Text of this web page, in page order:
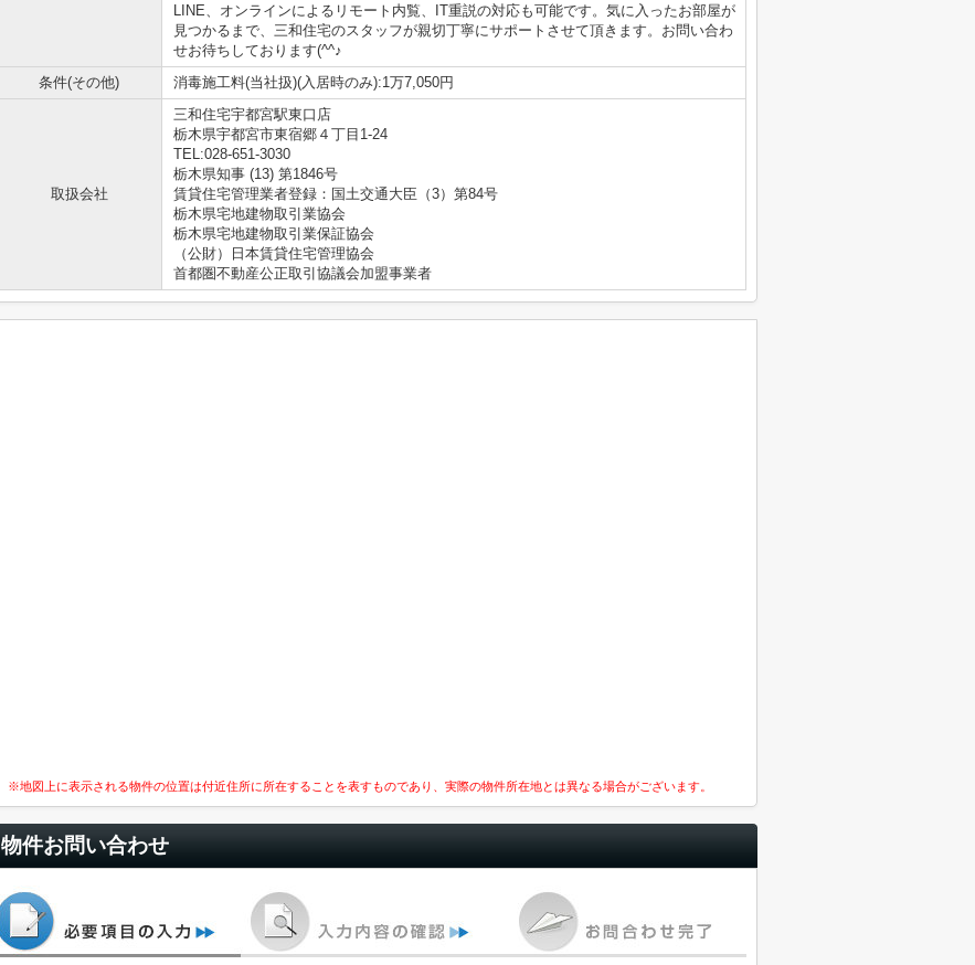
LINE、オンラインによるリモート内覧、IT重説の対応も可能です。気に入ったお部屋が
見つかるまで、三和住宅のスタッフが親切丁寧にサポートさせて頂きます。お問い合わ
せお待ちしております(^^♪
条件(その他)
消毒施工料(当社扱)(入居時のみ):1万7,050円
取扱会社
三和住宅宇都宮駅東口店
栃木県宇都宮市東宿郷４丁目1-24
TEL:028-651-3030
栃木県知事 (13) 第1846号
賃貸住宅管理業者登録：国土交通大臣（3）第84号
栃木県宅地建物取引業協会
栃木県宅地建物取引業保証協会
（公財）日本賃貸住宅管理協会
首都圏不動産公正取引協議会加盟事業者
※地図上に表示される物件の位置は付近住所に所在することを表すものであり、実際の物件所在地とは異なる場合がございます。
物件お問い合わせ